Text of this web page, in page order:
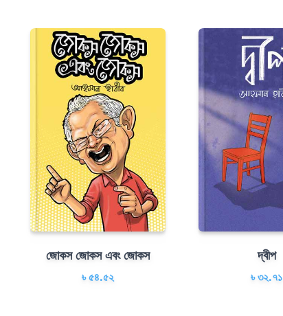
জোকস জোকস এবং জোকস
৳ ৫৪.৫২
দ্বীপ
৳ ৩২.৭১